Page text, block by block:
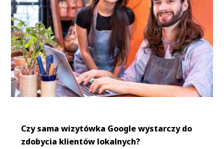
Czy sama wizytówka Google wystarczy do
zdobycia klientów lokalnych?